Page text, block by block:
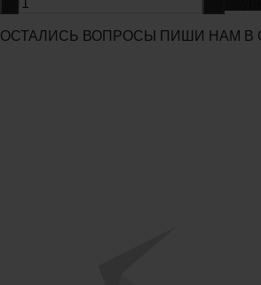
ОСТАЛИСЬ ВОПРОСЫ ПИШИ НАМ В